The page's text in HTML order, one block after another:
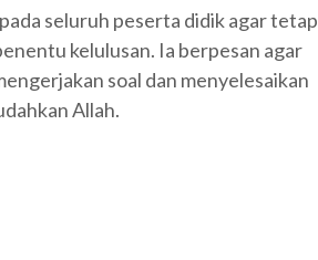
seluruh peserta didik agar tetap
kelulusan. Ia berpesan agar
soal dan menyelesaikan
Allah.